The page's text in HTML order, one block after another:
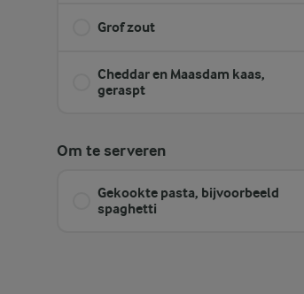
Grof zout
Cheddar en Maasdam kaas,
geraspt
Om te serveren
Gekookte pasta, bijvoorbeeld
spaghetti